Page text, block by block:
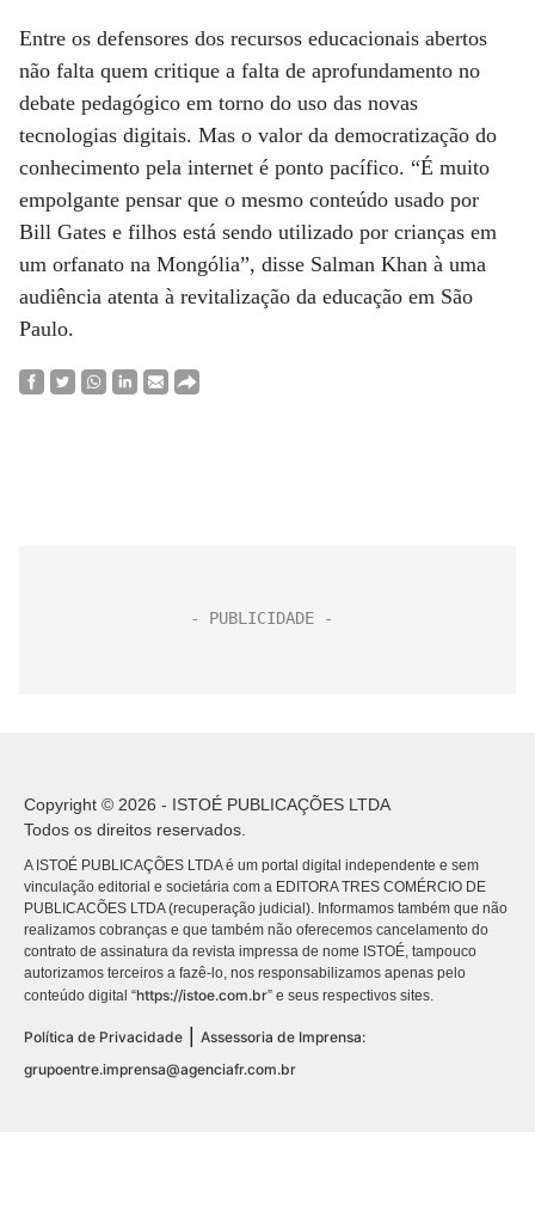
Entre os defensores dos recursos educacionais abertos
não falta quem critique a falta de aprofundamento no
debate pedagógico em torno do uso das novas
tecnologias digitais. Mas o valor da democratização do
conhecimento pela internet é ponto pacífico. “É muito
empolgante pensar que o mesmo conteúdo usado por
Bill Gates e filhos está sendo utilizado por crianças em
um orfanato na Mongólia”, disse Salman Khan à uma
audiência atenta à revitalização da educação em São
Paulo.
Copyright © 2026 - ISTOÉ PUBLICAÇÕES LTDA
Todos os direitos reservados.
A ISTOÉ PUBLICAÇÕES LTDA é um portal digital independente e sem
vinculação editorial e societária com a EDITORA TRES COMÉRCIO DE
PUBLICACÕES LTDA (recuperação judicial). Informamos também que não
realizamos cobranças e que também não oferecemos cancelamento do
contrato de assinatura da revista impressa de nome ISTOÉ, tampouco
autorizamos terceiros a fazê-lo, nos responsabilizamos apenas pelo
conteúdo digital “https://istoe.com.br” e seus respectivos sites.
Política de Privacidade
Assessoria de Imprensa:
grupoentre.imprensa@agenciafr.com.br